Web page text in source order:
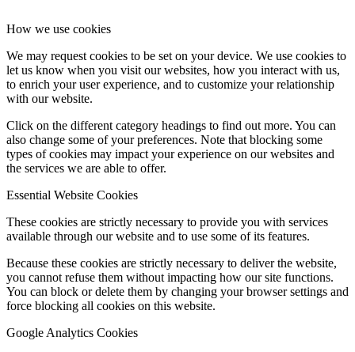
How we use cookies
We may request cookies to be set on your device. We use cookies to
let us know when you visit our websites, how you interact with us,
to enrich your user experience, and to customize your relationship
with our website.
Click on the different category headings to find out more. You can
also change some of your preferences. Note that blocking some
types of cookies may impact your experience on our websites and
the services we are able to offer.
Essential Website Cookies
These cookies are strictly necessary to provide you with services
available through our website and to use some of its features.
Because these cookies are strictly necessary to deliver the website,
you cannot refuse them without impacting how our site functions.
You can block or delete them by changing your browser settings and
force blocking all cookies on this website.
Google Analytics Cookies